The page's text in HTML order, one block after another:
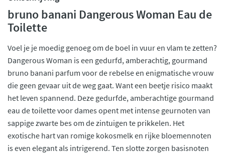
bruno banani Dangerous Woman Eau de
Toilette
Voel je je moedig genoeg om de boel in vuur en vlam te zetten?
Dangerous Woman is een gedurfd, amberachtig, gourmand
bruno banani parfum voor de rebelse en enigmatische vrouw
die geen gevaar uit de weg gaat. Want een beetje risico maakt
het leven spannend. Deze gedurfde, amberachtige gourmand
eau de toilette voor dames opent met intense geurnoten van
sappige zwarte bes om de zintuigen te prikkelen. Het
exotische hart van romige kokosmelk en rijke bloemennoten
is even elegant als intrigerend. Ten slotte zorgen basisnoten